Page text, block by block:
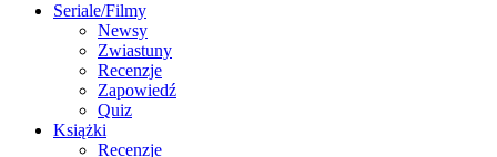
Seriale/Filmy
Newsy
Zwiastuny
Recenzje
Zapowiedź
Quiz
Książki
Recenzje